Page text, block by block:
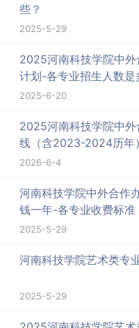
些？
2025-5-29
2025河南科技学院中外
计划-各专业招生人数是
2025-6-20
2025河南科技学院中外
线（含2023-2024历年）
2026-6-4
河南科技学院中外合作
钱一年-各专业收费标准
2025-5-29
河南科技学院艺术类专
2025-5-29